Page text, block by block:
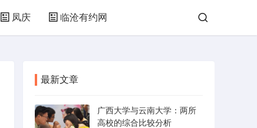
凤庆 临沧有约网
最新文章
广西大学与云南大学：两所
高校的综合比较分析